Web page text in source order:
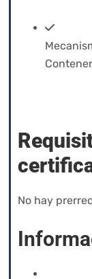
No hay